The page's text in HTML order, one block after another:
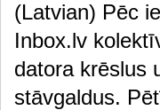
(Latvian) Pēc
Inbox.lv
datora krēslus
stāvgaldus.